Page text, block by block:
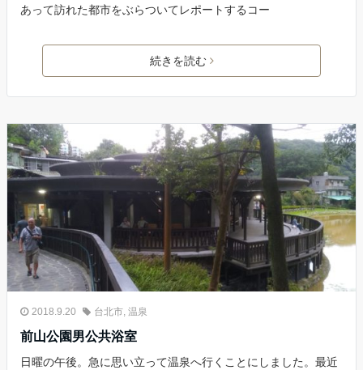
あって訪れた都市をぶらついてレポートするコー
続きを読む
2018.9.20 台北市, 温泉
前山公園男公共浴室
日曜の午後。急に思い立って温泉へ行くことにしました。最近